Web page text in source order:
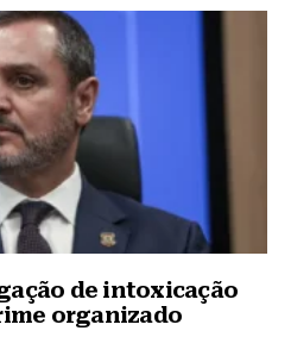
de intoxicação
organizado